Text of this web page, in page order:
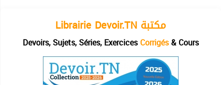
Librairie Devoir.TN مكتبة
Devoirs, Sujets, Séries, ExercicesCorrigés& Cours